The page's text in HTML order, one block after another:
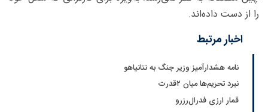
را از دست داده‌اند.
اخبار مرتبط
نامه هشدارآمیز وزیر جنگ به نتانیاهو
نبرد تحریم‌ها میان ۲قدرت
قمار ارزی فدرال‌رزرو